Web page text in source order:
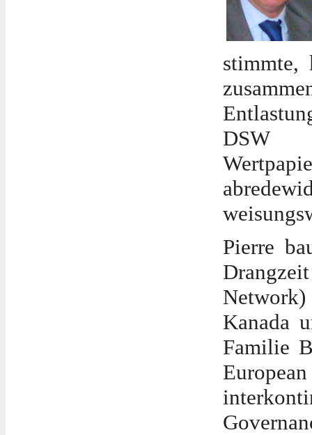
stimmte,
DSW
Pierre
Kanada
Familie